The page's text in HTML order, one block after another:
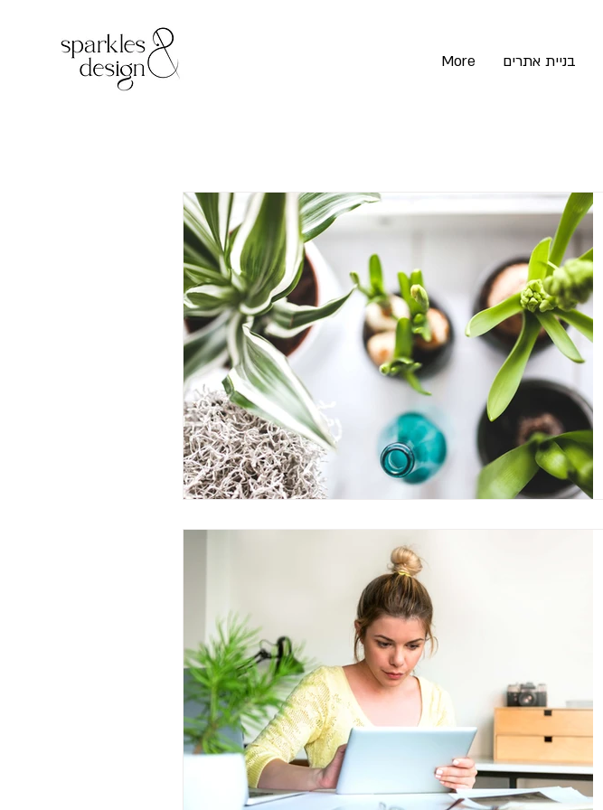
בניית אתרים More